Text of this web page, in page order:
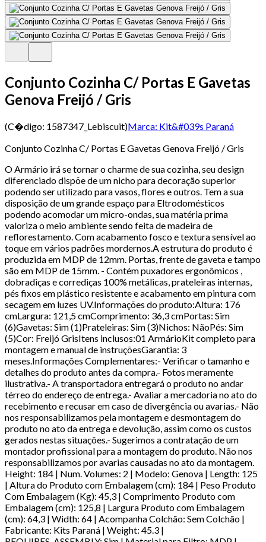
Conjunto Cozinha C/ Portas E Gavetas
Genova Freijó / Gris
(C�digo: 1587347_Lebiscuit)Marca: Kit&#039s Paraná
Conjunto Cozinha C/ Portas E Gavetas Genova Freijó / Gris
O Armário irá se tornar o charme de sua cozinha, seu design
diferenciado dispõe de um nicho para decoração superior
podendo ser utilizado para vasos, flores e outros. Tem a sua
disposição de um grande espaço para Eltrodomésticos
podendo acomodar um micro-ondas, sua matéria prima
valoriza o meio ambiente sendo feita de madeira de
reflorestamento. Com acabamento fosco e textura sensível ao
toque em vários padrões mordernos.A estrutura do produto é
produzida em MDP de 12mm. Portas, frente de gaveta e tampo
são em MDP de 15mm. - Contém puxadores ergonômicos ,
dobradiças e corrediças 100% metálicas, prateleiras internas,
pés fixos em plástico resistente e acabamento em pintura com
secagem em luzes UV.Informações do produto:Altura: 176
cmLargura: 121,5 cmComprimento: 36,3 cmPortas: Sim
(6)Gavetas: Sim (1)Prateleiras: Sim (3)Nichos: NãoPés: Sim
(5)Cor: Freijó GrisItens inclusos:01 ArmárioKit completo para
montagem e manual de instruçõesGarantia: 3
meses.Informações Complementares:- Verificar o tamanho e
detalhes do produto antes da compra.- Fotos meramente
ilustrativa.- A transportadora entregará o produto no andar
térreo do endereço de entrega.- Avaliar a mercadoria no ato do
recebimento e recusar em caso de divergência ou avarias.- Não
nos responsabilizamos pela montagem e desmontagem do
produto no ato da entrega e devolução, assim como os custos
gerados nestas situações.- Sugerimos a contratação de um
montador profissional para a montagem do produto. Não nos
responsabilizamos por avarias causadas no ato da montagem.
Height: 184 | Num. Volumes: 2 | Modelo: Genova | Length: 125
| Altura do Produto com Embalagem (cm): 184 | Peso Produto
Com Embalagem (Kg): 45,3 | Comprimento Produto com
Embalagem (cm): 125,8 | Largura Produto com Embalagem
(cm): 64,3 | Width: 64 | Acompanha Colchão: Sem Colchão |
Fabricante: Kits Paraná | Weight: 45.3 |